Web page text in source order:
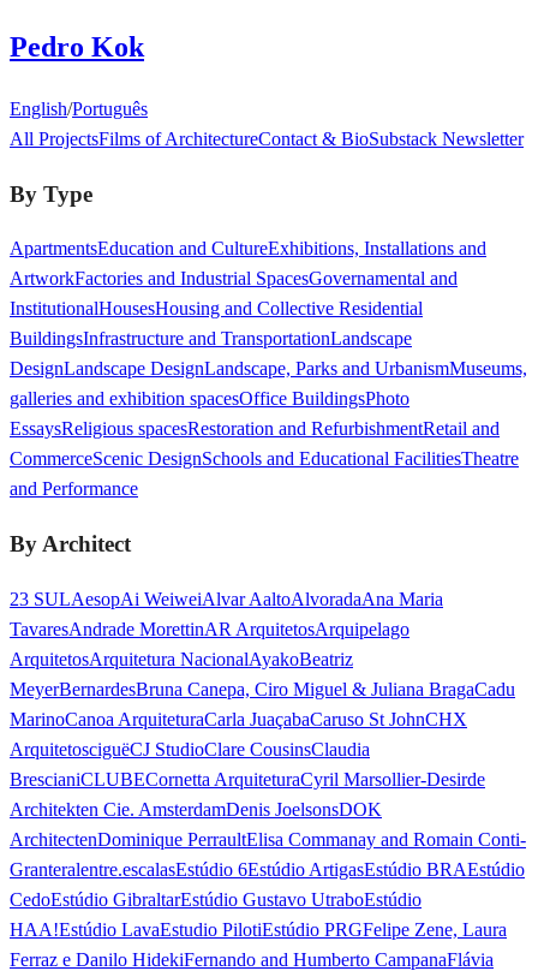
Pedro Kok
English/Português
All ProjectsFilms of ArchitectureContact & BioSubstack Newsletter
By Type
ApartmentsEducation and CultureExhibitions, Installations and
ArtworkFactories and Industrial SpacesGovernamental and
InstitutionalHousesHousing and Collective Residential
BuildingsInfrastructure and TransportationLandscape
DesignLandscape DesignLandscape, Parks and UrbanismMuseums,
galleries and exhibition spacesOffice BuildingsPhoto
EssaysReligious spacesRestoration and RefurbishmentRetail and
CommerceScenic DesignSchools and Educational FacilitiesTheatre
and Performance
By Architect
23 SULAesopAi WeiweiAlvar AaltoAlvoradaAna Maria
TavaresAndrade MorettinAR ArquitetosArquipelago
ArquitetosArquitetura NacionalAyakoBeatriz
MeyerBernardesBruna Canepa, Ciro Miguel & Juliana BragaCadu
MarinoCanoa ArquiteturaCarla JuaçabaCaruso St JohnCHX
ArquitetosciguëCJ StudioClare CousinsClaudia
BrescianiCLUBECornetta ArquiteturaCyril Marsollier-Desirde
Architekten Cie. AmsterdamDenis JoelsonsDOK
ArchitectenDominique PerraultElisa Commanay and Romain Conti-
Granteralentre.escalasEstúdio 6Estúdio ArtigasEstúdio BRAEstúdio
CedoEstúdio GibraltarEstúdio Gustavo UtraboEstúdio
HAA!Estúdio LavaEstudio PilotiEstúdio PRGFelipe Zene, Laura
Ferraz e Danilo HidekiFernando and Humberto CampanaFlávia